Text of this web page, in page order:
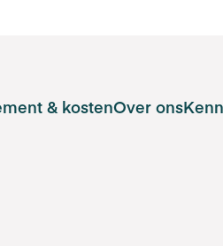
& kostenOver ons